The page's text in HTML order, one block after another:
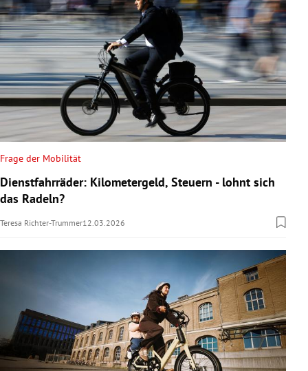
Frage der Mobilität
Dienstfahrräder: Kilometergeld, Steuern - lohnt sich
das Radeln?
Teresa Richter-Trummer12.03.2026